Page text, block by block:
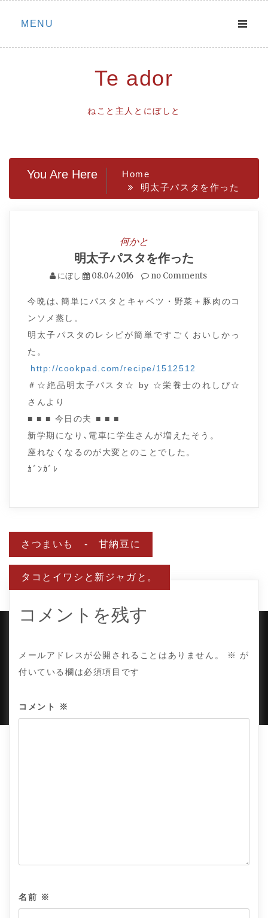
Skip
MENU
Te ador
ねこと主人とにぼしと
You Are Here
Home
明太子パスタを作った
何かと
明太子パスタを作った
にぼし 08.04.2016 no Comments
今晩は､簡単にパスタとキャベツ・野菜＋豚肉のコ
ンソメ蒸し。
明太子パスタのレシピが簡単ですごくおいしかっ
た。
http://cookpad.com/recipe/1512512
＃☆絶品明太子パスタ☆ by ☆栄養士のれしぴ☆
さんより
■ ■ ■ 今日の夫 ■ ■ ■
新学期になり､電車に学生さんが増えたそう。
座れなくなるのが大変とのことでした。
ｶﾞﾝｶﾞﾚ
投
稿
ナ
ビ
ゲ
ー
ョ
ン
さつまいも - 甘納豆に
タコとイワシと新ジャガと。
コメントを残す
メールアドレスが公開されることはありません。 ※
が
付いている欄は必須項目です
コメント ※
名前 ※